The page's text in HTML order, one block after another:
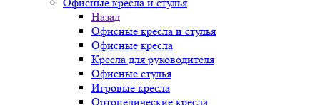
Назад
Офисные кресла и стулья
Офисные кресла
Кресла для руководителя
Офисные стулья
Игровые кресла
Ортопедические кресла